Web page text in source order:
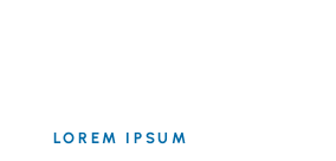
LOREM IPSUM